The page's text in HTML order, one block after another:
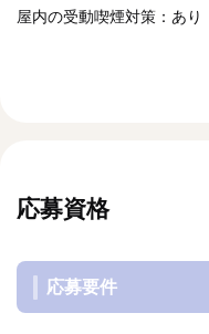
屋内の受動喫煙対策：あり
応募資格
応募要件